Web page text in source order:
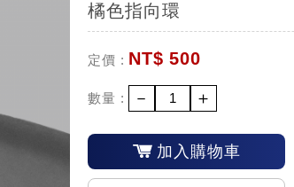
橘色指向環
定價 : NT$ 500
數量 : － ＋
加入購物車